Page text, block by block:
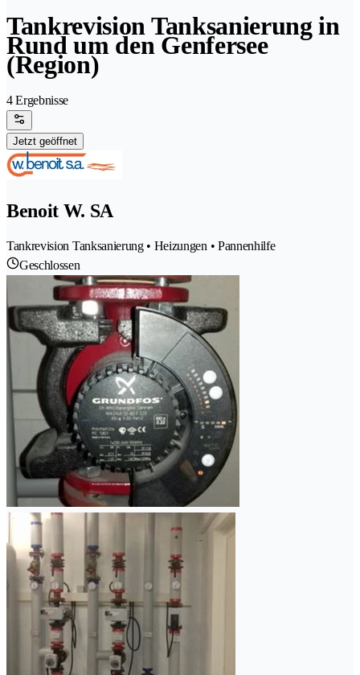
Tankrevision Tanksanierung in
Rund um den Genfersee
(Region)
4 Ergebnisse
Jetzt geöffnet
Benoit W. SA
Tankrevision Tanksanierung • Heizungen • Pannenhilfe
Geschlossen